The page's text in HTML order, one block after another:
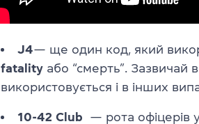
J4— ще один код, який
fatality або “смерть”. Зазвичай
використовується і в інших
10-42 Club — рота офіцерів